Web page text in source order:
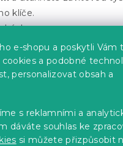
e-shopu a poskytli Vám
a podobné
personalizovat obsah a
s reklamními a
dáváte souhlas ke
si můžete přizpůsobit
klíče.
s našroubovanou
postele po vložení
sestaveného rámu